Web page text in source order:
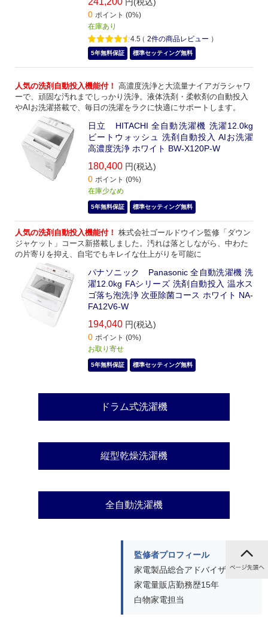
円(税込)
0 ポイント (0%)
在庫あり
4.5（ 2件の商品レビュー ）
5年無料保証 標準セッティング無料
人気の洗剤自動投入機能付！ 高濃度洗浄と大流量ナイアガラシャワ
ーで、頑固な汚れまでしっかり洗浄。液体洗剤・柔軟剤の自動投入
やAIお洗濯搭載で、毎日の洗濯をラクに快適にサポートします。
日立 HITACHI 全自動洗濯機 洗濯12.0kg
ビートウォッシュ 洗剤自動投入 AIお洗濯
高濃度洗浄 ホワイト BW-X120P-W
180,400 円(税込)
0 ポイント (0%)
在庫少なめ
5年無料保証 標準セッティング無料
人気の洗剤自動投入機能付！ 株式会社ゴールドウイン監修「ダウン
ジャケット」コース新搭載しました。汚れは落としながら、中わた
の片寄りを抑え、自宅でもキレイな仕上がりを可能に
パナソニック Panasonic 全自動洗濯機 洗
濯12.0kg FAシリーズ 洗剤自動投入 温水ス
ゴ落ち泡洗浄 次亜除菌コース ホワイト NA-
FA12V6-W
194,040 円(税込)
0 ポイント (0%)
お取り寄せ
5年無料保証 標準セッティング無料
ドラム式洗濯機
縦型乾燥洗濯機
全自動洗濯機
監修者プロフィール
家電製品総合アドバイザー取得
家電量販店勤務歴15年
白物家電担当